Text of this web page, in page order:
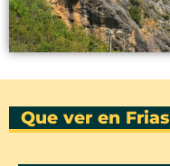
Que ver en Frias